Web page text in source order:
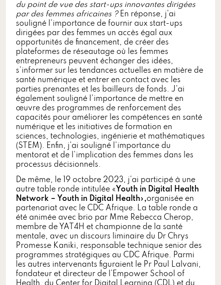
du point de vue des start-ups innovantes dirigées
par des femmes africaines ?En réponse, j'ai
souligné l'importance de fournir aux start-ups
dirigées par des femmes un accès égal aux
opportunités de financement, de créer des
plateformes de réseautage où les femmes
entrepreneurs peuvent échanger des idées,
s'informer sur les tendances actuelles en matière de
santé numérique et entrer en contact avec les
parties prenantes et les bailleurs de fonds. J'ai
également souligné l'importance de mettre en
œuvre des programmes de renforcement des
capacités pour améliorer les compétences en santé
numérique et les initiatives de formation en
sciences, technologies, ingénierie et mathématiques
(STEM). Enfin, j'ai souligné l'importance du
mentorat et de l'implication des femmes dans les
processus décisionnels.
De même, le 19 octobre 2023, j'ai participé à une
autre table ronde intitulée «Youth in Digital Health
Network – Youth in Digital Health»,organisée en
partenariat avec le CDC Afrique. La table ronde a
été animée avec brio par Mme Rebecca Cherop,
membre de YAT4H et championne de la santé
mentale, avec un discours liminaire du Dr Chrys
Promesse Kaniki, responsable technique senior des
programmes stratégiques au CDC Afrique. Parmi
les autres intervenants figuraient le Pr Paul Lalvani,
fondateur et directeur de l’Empower School of
Health, du Center for Digital Learning (CDL) et du